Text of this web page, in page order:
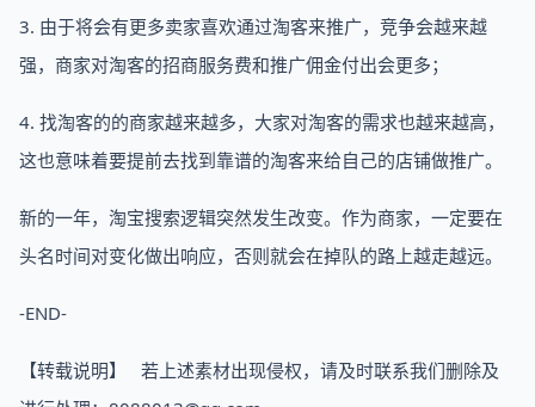
3. 由于将会有更多卖家喜欢通过淘客来推广，竞争会越来越
强，商家对淘客的招商服务费和推广佣金付出会更多；
4. 找淘客的的商家越来越多，大家对淘客的需求也越来越高，
这也意味着要提前去找到靠谱的淘客来给自己的店铺做推广。
新的一年，淘宝搜索逻辑突然发生改变。作为商家，一定要在
头名时间对变化做出响应，否则就会在掉队的路上越走越远。
-END-
【转载说明】 若上述素材出现侵权，请及时联系我们删除及